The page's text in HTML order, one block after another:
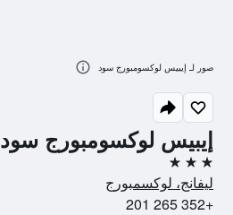
إيبيس لوكسومبورج سود
3 نجوم
ليفانج، لوكسمبورج
+352 265 201
صور لـ إيبيس لوكسومبورج سود